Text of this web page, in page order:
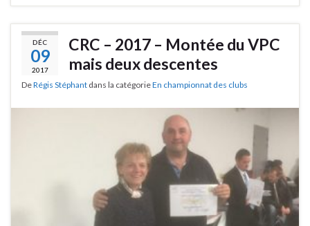
DÉC
09
2017
CRC – 2017 – Montée du VPC
mais deux descentes
DeRégis Stéphant dans la catégorieEn championnat des clubs